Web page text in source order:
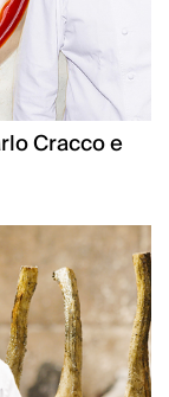
Cracco e